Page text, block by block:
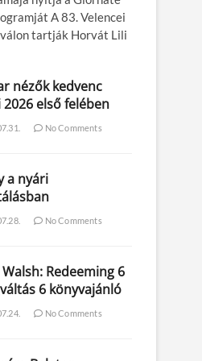
A 83. Velencei
tartják Horvát Lili
nézők kedvenc
első felében
No Comments
a nyári
No Comments
Redeeming 6
6 könyvajánló
No Comments